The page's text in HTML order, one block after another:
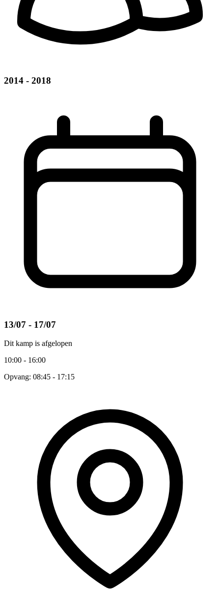
2014 - 2018
13/07 - 17/07
Dit kamp is afgelopen
10:00 - 16:00
Opvang: 08:45 - 17:15